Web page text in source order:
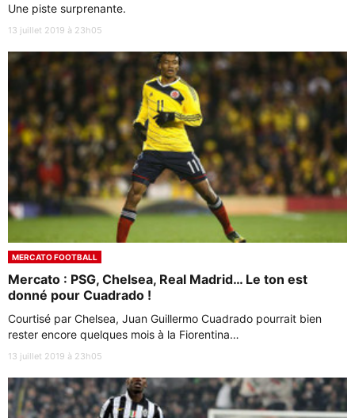
Une piste surprenante.
13 juillet 2019 à 23h05
MERCATO FOOTBALL
Mercato : PSG, Chelsea, Real Madrid… Le ton est
donné pour Cuadrado !
Courtisé par Chelsea, Juan Guillermo Cuadrado pourrait bien
rester encore quelques mois à la Fiorentina…
13 juillet 2019 à 23h05